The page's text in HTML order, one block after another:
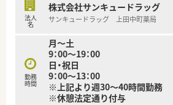
法人
名
株式会社サンキュードラッグ
サンキュードラッグ 上田中町薬局
勤務
時間
月～土
9：00～19：00
日・祝日
9：00～13：00
※上記より週30～40時間勤務
※休憩法定通り付与